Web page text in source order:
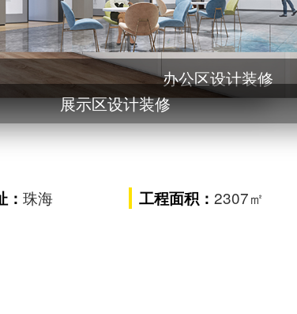
前厅设计装修
展示区设计装修
办公
计装修
珠海 工程面积： 2307㎡